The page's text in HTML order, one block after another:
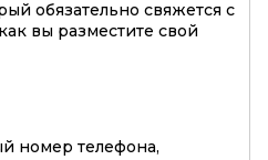
обязательно свяжется с
вы разместите свой
номер телефона,